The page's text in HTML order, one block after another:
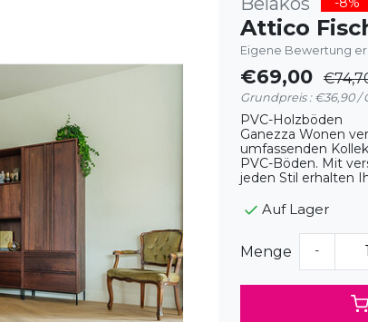
Attico
Eigene Bewertung
€69,00
Grundpreis : €36,90
PVC-Holzböden
Ganezza Wonen
umfassenden
PVC-Böden. Mit
jeden Stil erhalten
Auf Lager
Menge -